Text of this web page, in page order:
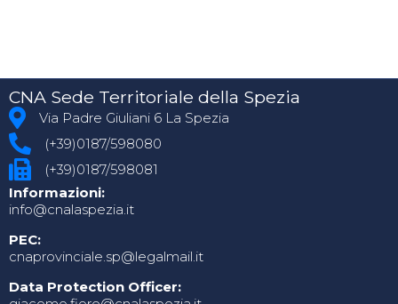
CNA Sede Territoriale della Spezia
Via Padre Giuliani 6 La Spezia
(+39)0187/598080
(+39)0187/598081
Informazioni:
info@cnalaspezia.it
PEC:
cnaprovinciale.sp@legalmail.it
Data Protection Officer: